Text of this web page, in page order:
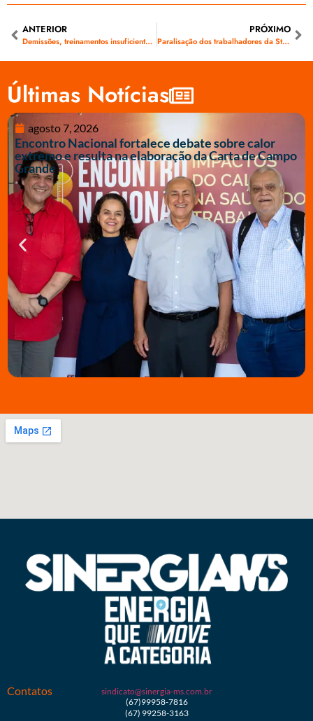
ANTERIOR
Demissões, treinamentos insuficientes e pressão por resultados aumentam número de mortes na Energisa-MS
PRÓXIMO
Paralisação dos trabalhadores da State Grid
Últimas Notícias
agosto 7, 2026
Encontro Nacional fortalece debate sobre calor
extremo e resulta na elaboração da Carta de Campo
Grande
Contatos
sindicato@sinergia-ms.com.br
(67)99958-7816
(67) 99258-3163